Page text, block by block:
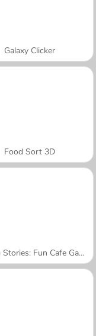
Galaxy Clicker
Food Sort 3D
Cooking Stories: Fun Cafe Game